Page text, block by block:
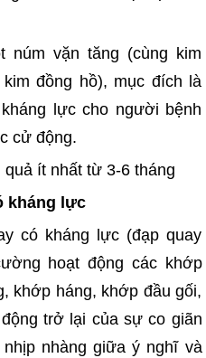
núm vặn tăng (cùng kim
đồng hồ), mục đích là
lực cho người bệnh
cử động.
ít nhất từ 3-6 tháng
kháng lực
có kháng lực (đạp quay
hoạt động các khớp
khớp háng, khớp đầu gối,
trở lại của sự co giãn
nhàng giữa ý nghĩ và